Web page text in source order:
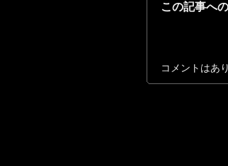
この記事へ
コメントはあ